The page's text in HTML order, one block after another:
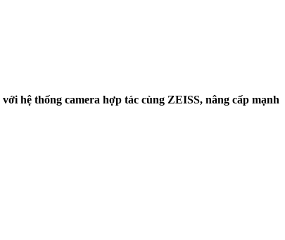
hệ thống camera hợp tác cùng ZEISS, nâng cấp mạnh